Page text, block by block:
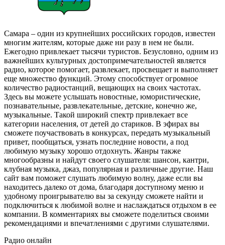
Самара – один из крупнейших российских городов, известен
многим жителям, которые даже ни разу в нем не были.
Ежегодно привлекает тысячи туристов. Безусловно, одним из
важнейших культурных достопримечательностей является
радио, которое помогает, развлекает, просвещает и выполняет
еще множество функций. Этому способствует огромное
количество радиостанций, вещающих на своих частотах.
Здесь вы можете услышать новостные, юмористические,
познавательные, развлекательные, детские, конечно же,
музыкальные. Такой широкий спектр привлекает все
категории населения, от детей до стариков. В эфирах вы
сможете поучаствовать в конкурсах, передать музыкальный
привет, пообщаться, узнать последние новости, а под
любимую музыку хорошо отдохнуть. Жанры также
многообразны и найдут своего слушателя: шансон, кантри,
клубная музыка, джаз, популярная и различные другие. Наш
сайт вам поможет слушать любимую волну, даже если вы
находитесь далеко от дома, благодаря доступному меню и
удобному проигрывателю вы за секунду сможете найти и
подключиться к любимой волне и наслаждаться отдыхом в ее
компании. В комментариях вы сможете поделиться своими
рекомендациями и впечатлениями с другими слушателями.
Радио онлайн